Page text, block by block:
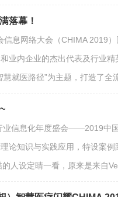
落幕！
息网络大会（CHIMA 2019
业内企业的杰出代表及行业
慧就医路径”为主题，打造了
信息化年度盛会——2019中
论知识与实践应用，特设案
人设定睛一看，原来是来自